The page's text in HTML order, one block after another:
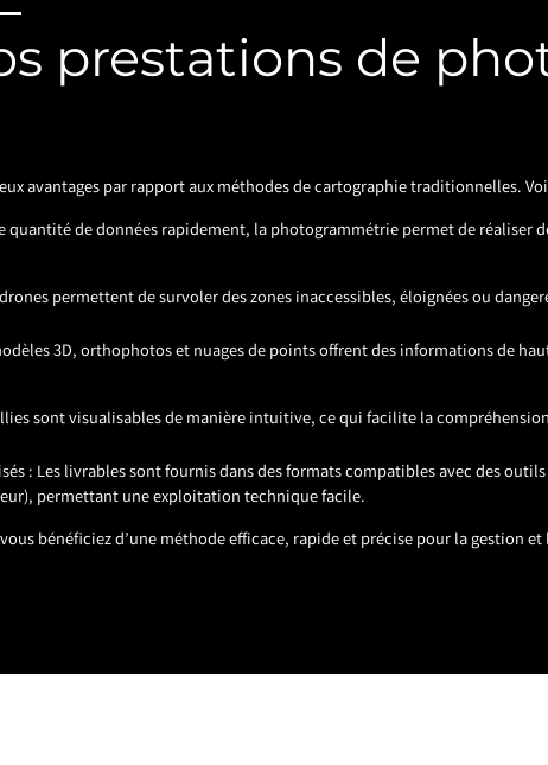
prestations de
avantages par rapport aux méthodes de cartographie traditionnelles.
quantité de données rapidement, la photogrammétrie permet de réaliser
permettent de survoler des zones inaccessibles, éloignées ou
3D, orthophotos et nuages de points offrent des informations de
sont visualisables de manière intuitive, ce qui facilite la
: Les livrables sont fournis dans des formats compatibles avec des
permettant une exploitation technique facile.
bénéficiez d’une méthode efficace, rapide et précise pour la gestion et